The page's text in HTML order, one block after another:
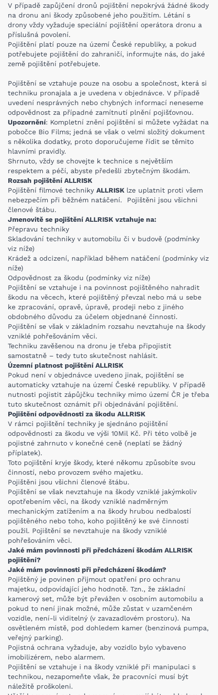
V případě zapůjčení dronů pojištění nepokrývá žádné škody
na dronu ani škody způsobené jeho použitím. Létání s
drony vždy vyžaduje speciální pojištění operátora dronu a
příslušná povolení.
Pojištění platí pouze na území České republiky, a pokud
potřebujete pojištění do zahraničí, informujte nás, do jaké
země pojištění potřebujete.
Pojištění se vztahuje pouze na osobu a společnost, která si
techniku pronajala a je uvedena v objednávce. V případě
uvedení nesprávných nebo chybných informací neneseme
odpovědnost za případné zamítnutí plnění pojišťovnou.
Upozornění: Kompletní znění pojištění si můžete vyžádat na
pobočce Bio Films; jedná se však o velmi složitý dokument
s několika dodatky, proto doporučujeme řídit se těmito
hlavními pravidly.
Shrnuto, vždy se chovejte k technice s největším
respektem a péčí, abyste předešli zbytečným škodám.
Rozsah pojištění ALLRISK
Pojištění filmové techniky ALLRISK lze uplatnit proti všem
nebezpečím při běžném natáčení. Pojištěni jsou všichni
členové štábu.
Jmenovitě se pojištění ALLRISK vztahuje na:
Přepravu techniky
Skladování techniky v automobilu či v budově (podmínky
viz níže)
Krádež a odcizení, například během natáčení (podmínky viz
níže)
Odpovědnost za škodu (podmínky viz níže)
Pojištění se vztahuje i na povinnost pojištěného nahradit
škodu na věcech, které pojištěný převzal nebo má u sebe
ke zpracování, opravě, úpravě, prodeji nebo z jiného
obdobného důvodu za účelem objednané činnosti.
Pojištění se však v základním rozsahu nevztahuje na škody
vzniklé pohřešováním věci.
Techniku zavěšenou na dronu je třeba připojistit
samostatně – tedy tuto skutečnost nahlásit.
Územní platnost pojištění ALLRISK
Pokud není v objednávce uvedeno jinak, pojištění se
automaticky vztahuje na území České republiky. V případě
nutnosti pojistit zápůjčku techniky mimo území ČR je třeba
tuto skutečnost oznámit při objednávání pojištění.
Pojištění odpovědnosti za škodu ALLRISK
V rámci pojištění techniky je sjednáno pojištění
odpovědnosti za škodu ve výši 10Mil Kč. Při této volbě je
pojistné zahrnuto v konečné ceně (neplatí se žádný
příplatek).
Toto pojištění kryje škody, které někomu způsobíte svou
činností, nebo provozem svého majetku.
Pojištěni jsou všichni členové štábu.
Pojištění se však nevztahuje na škody vzniklé jakýmkoliv
opotřebením věci, na škody vzniklé nadměrným
mechanickým zatížením a na škody hrubou nedbalostí
pojištěného nebo toho, koho pojištěný ke své činnosti
použil. Pojištění se nevztahuje na škody vzniklé
pohřešováním věci.
Jaké mám povinnosti při předcházení škodám ALLRISK
pojištění?
Jaké mám povinnosti při předcházení škodám?
Pojištěný je povinen přijmout opatření pro ochranu
majetku, odpovídající jeho hodnotě. Tzn., že základní
kamerový set, může být převážen v osobním automobilu a
pokud to není jinak možné, může zůstat v uzamčeném
vozidle, není-li viditelný (v zavazadlovém prostoru). Na
osvětleném místě, pod dohledem kamer (benzinová pumpa,
veřejný parking).
Pojistná ochrana vyžaduje, aby vozidlo bylo vybaveno
imobilizérem, nebo alarmem.
Pojištění se vztahuje i na škody vzniklé při manipulaci s
technikou, nezapomeňte však, že pracovníci musí být
náležitě proškoleni.